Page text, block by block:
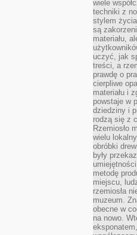
wiele
techniki z
stylem
są
materiału,
uczyć, jak
treści, a
prawdę o
cierpliwe
materiału i
powstaje w
dziedziny i
rodzą się z
Rzemiosło
wielu
obróbki
były
metodę
miejscu,
rzemiosła
muzeum.
obecne w
na nowo.